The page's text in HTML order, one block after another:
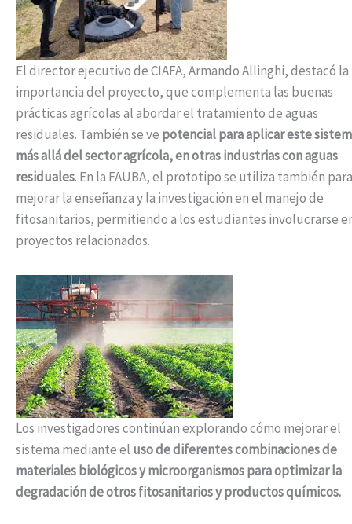
El director ejecutivo de CIAFA, Armando Allinghi, destacó la
importancia del proyecto, que complementa las buenas
prácticas agrícolas al abordar el tratamiento de aguas
residuales. También se ve potencial para aplicar este
más allá del sector agrícola, en otras industrias con aguas
residuales. En la FAUBA, el prototipo se utiliza también para
mejorar la enseñanza y la investigación en el manejo de
fitosanitarios, permitiendo a los estudiantes involucrarse
proyectos relacionados.
Los investigadores continúan explorando cómo mejorar el
sistema mediante el uso de diferentes combinaciones de
materiales biológicos y microorganismos para optimizar la
degradación de otros fitosanitarios y productos químicos.